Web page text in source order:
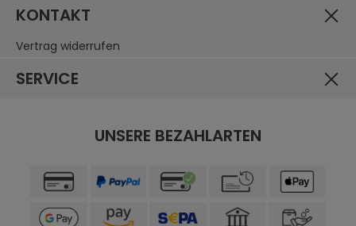
KONTAKT
Vertrag widerrufen
SERVICE
UNSERE BEZAHLARTEN